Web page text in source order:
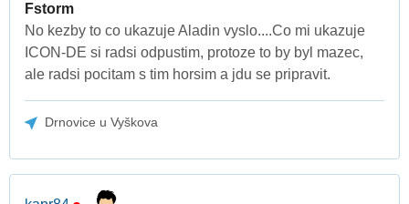
Fstorm
No kezby to co ukazuje Aladin vyslo....Co mi ukazuje
ICON-DE si radsi odpustim, protoze to by byl mazec,
ale radsi pocitam s tim horsim a jdu se pripravit.
Drnovice u Vyškova